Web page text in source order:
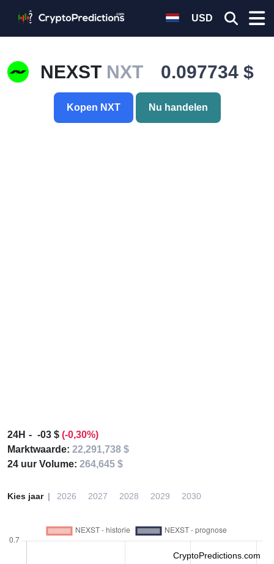
USD
NEXST NXT 0.097734 $
Kopen NXT Nu handelen
24H -03 $ (-0,30%)
Marktwaarde: 22,291,738 $
24 uur Volume: 264,645 $
Kies jaar 2026 2027 2028 2029 2030
CryptoPredictions.com